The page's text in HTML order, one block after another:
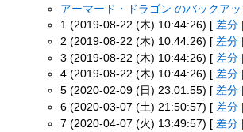
アーマード・ドラゴン のバックア
1 (2019-08-22 (木) 10:44:26) [ 差分|
2 (2019-08-22 (木) 10:44:26) [ 差分|
3 (2019-08-22 (木) 10:44:26) [ 差分|
4 (2019-08-22 (木) 10:44:26) [ 差分|
5 (2020-02-09 (日) 23:01:55) [ 差分|
6 (2020-03-07 (土) 21:50:57) [ 差分|
7 (2020-04-07 (火) 13:49:57) [ 差分|